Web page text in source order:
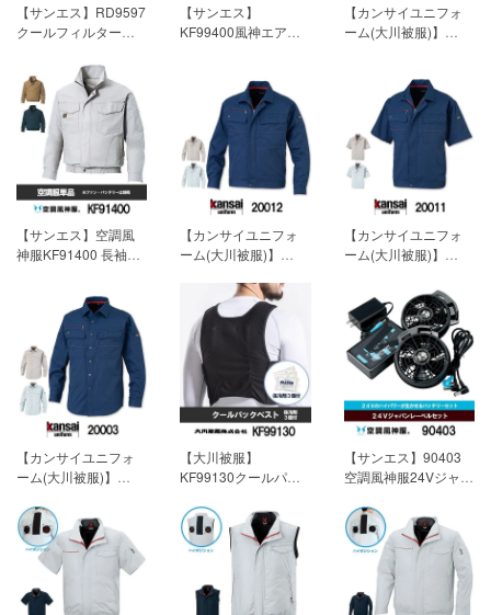
【サンエス】RD9597
クールフィルター
セサリー」[春夏用]
【素材】ポリエステ
ルメッシュ・ポリエ
ステル100％ 7,590円
(税込)
【サンエス】
KF99400風神エアー
ステル100% 19,800
円(税込)
【カンサイユニフォ
ーム(大川被服)】
【素材】エコ交織ポ
プリン(帯電防止糸混
入）
【混率】ポリエステ
ル80％ 綿20％ 6,215
円(税込)
【サンエス】空調風
神服KF91400 長袖ブ
付作業服」[春夏用]
【素材】コットンブ
ロード（綿100%）
4,400円(税込)
【カンサイユニフォ
ーム(大川被服)】
袖ブルゾン」[春夏用]
【素材】サマーツイ
ル
【混率】ポリエステ
ル65％綿34％ナイロ
ン1％ 4,730円(税込)
【カンサイユニフォ
ーム(大川被服)】
袖ブルゾン」[春夏用]
【素材】サマーツイ
ル
【混率】ポリエステ
ル65％綿34％ナイロ
ン1％ 4,730円(税込)
【カンサイユニフォ
ーム(大川被服)】
袖シャツ」[春夏用]
【素材】サマーツイ
ル
【混率】ポリエステ
ル65％綿34％ナイロ
【大川被服】
KF99130クールパッ
付)「空調風神服用ア
クセサリー」[春夏用]
【素材】ポリエステ
ルメッシュ・ポリエ
ステル100％ 2,750円
【サンエス】90403
空調風神服24Vジャパ
「空調風神服」[春夏
用]
22,000円(税込)